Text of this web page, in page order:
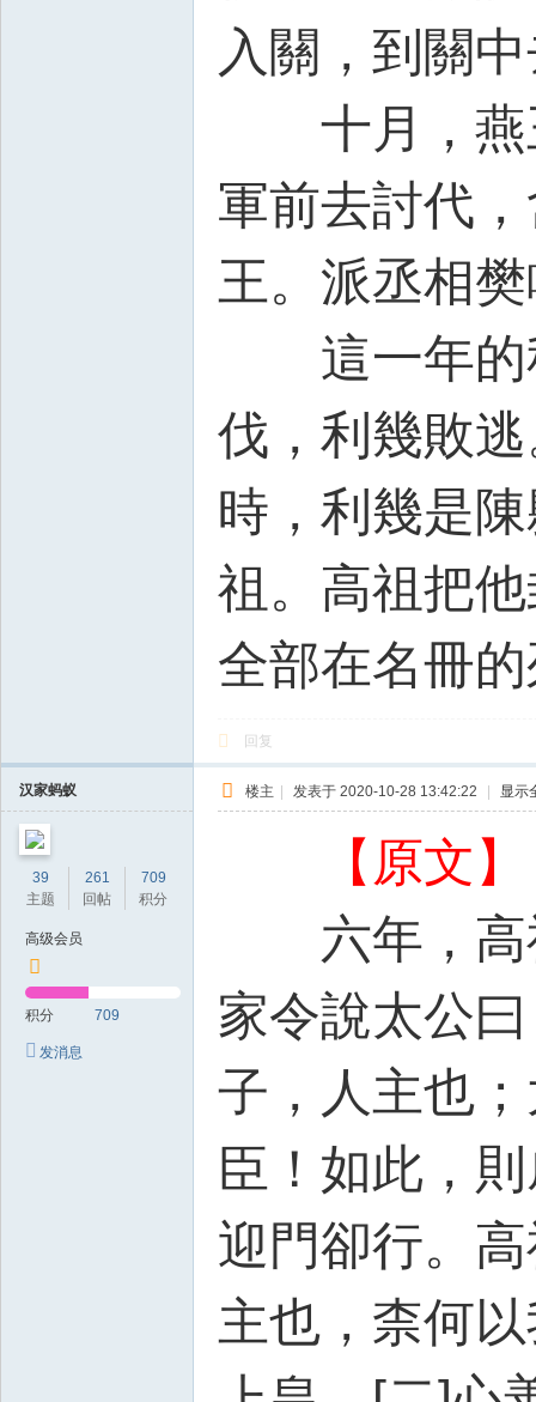
入關，到關
十月，燕
軍前去討代
王。派丞相
這一年的
伐，利幾敗
時，利幾是
祖。高祖把
全部在名冊
回复
汉家蚂蚁
39
主题
261
回帖
709
积分
高级会员
积分 709
发消息
楼主 | 发表于 2020-10-28 13:42:22 | 显示
【原文】
六年，
家令說太公
子，人主也
臣！如此，
迎門卻行。
主也，柰何